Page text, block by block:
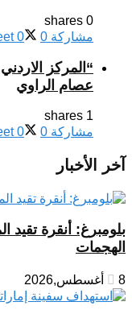
0 shares
مشاركة 0
0
“المركز
عصام الراوي
1 shares
مشاركة 0
0
آخر الأخبار
بلومبرغ: أنقرة تقيد
الهجمات
8 أغسطس,2026